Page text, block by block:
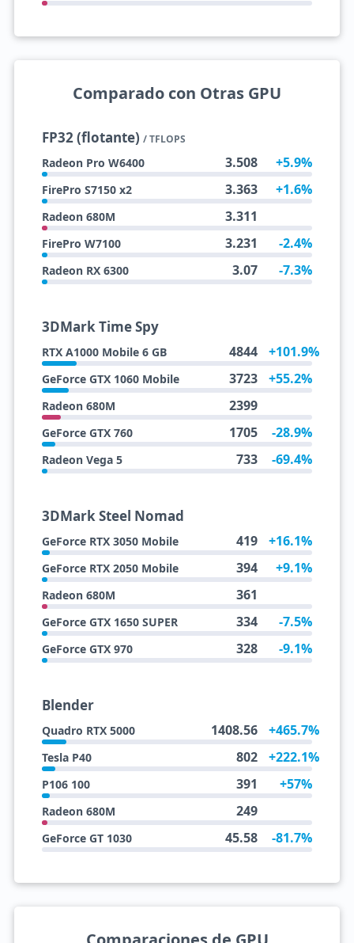
Comparado con Otras GPU
FP32 (flotante) / TFLOPS
Radeon Pro W6400 3.508 +5.9%
FirePro S7150 x2 3.363 +1.6%
Radeon 680M 3.311
FirePro W7100 3.231 -2.4%
Radeon RX 6300 3.07 -7.3%
3DMark Time Spy
RTX A1000 Mobile 6 GB 4844 +101.9%
GeForce GTX 1060 Mobile 3723 +55.2%
Radeon 680M 2399
GeForce GTX 760 1705 -28.9%
Radeon Vega 5 733 -69.4%
3DMark Steel Nomad
GeForce RTX 3050 Mobile 419 +16.1%
GeForce RTX 2050 Mobile 394 +9.1%
Radeon 680M 361
GeForce GTX 1650 SUPER 334 -7.5%
GeForce GTX 970 328 -9.1%
Blender
Quadro RTX 5000 1408.56 +465.7%
Tesla P40 802 +222.1%
P106 100 391 +57%
Radeon 680M 249
GeForce GT 1030 45.58 -81.7%